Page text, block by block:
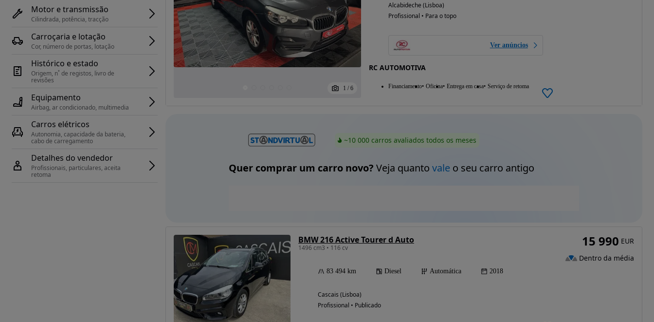
Motor e transmissão
Cilindrada, potência, tracção
Carroçaria e lotação
Cor, número de portas, lotação
Histórico e estado
Origem, n˚ de registos, livro de
revisões
Equipamento
Airbag, ar condicionado, multimedia
Carros elétricos
Autonomia, capacidade da bateria,
cabo de carregamento
Detalhes do vendedor
Profissionais, particulares, aceita
retoma
1 / 6
Alcabideche (Lisboa)
Profissional • Para o topo
Ver anúncios
RC AUTOMOTIVA
Financiamento Oficina Entrega em casa Serviço de retoma
~10 000 carros avaliados todos os meses
Quer comprar um carro novo? Veja quanto valeo seu carro antigo
BMW 216 Active Tourer d Auto
1496 cm3 • 116 cv
83 494 km Diesel Automática 2018
Cascais (Lisboa)
Profissional • Publicado
15 990 EUR
Dentro da média